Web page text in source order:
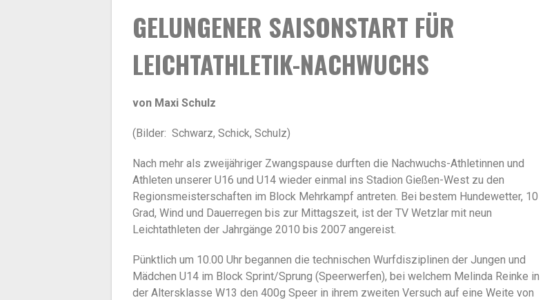
GELUNGENER SAISONSTART FÜR
LEICHTATHLETIK-NACHWUCHS
von Maxi Schulz
(Bilder: Schwarz, Schick, Schulz)
Nach mehr als zweijähriger Zwangspause durften die Nachwuchs-Athletinnen und
Athleten unserer U16 und U14 wieder einmal ins Stadion Gießen-West zu den
Regionsmeisterschaften im Block Mehrkampf antreten. Bei bestem Hundewetter, 10
Grad, Wind und Dauerregen bis zur Mittagszeit, ist der TV Wetzlar mit neun
Leichtathleten der Jahrgänge 2010 bis 2007 angereist.
Pünktlich um 10.00 Uhr begannen die technischen Wurfdisziplinen der Jungen und
Mädchen U14 im Block Sprint/Sprung (Speerwerfen), bei welchem Melinda Reinke in
der Altersklasse W13 den 400g Speer in ihrem zweiten Versuch auf eine Weite von